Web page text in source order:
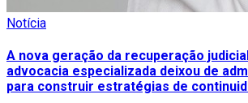
Notícia
A nova geração da recuperação
advocacia especializada deixou de
para construir estratégias de